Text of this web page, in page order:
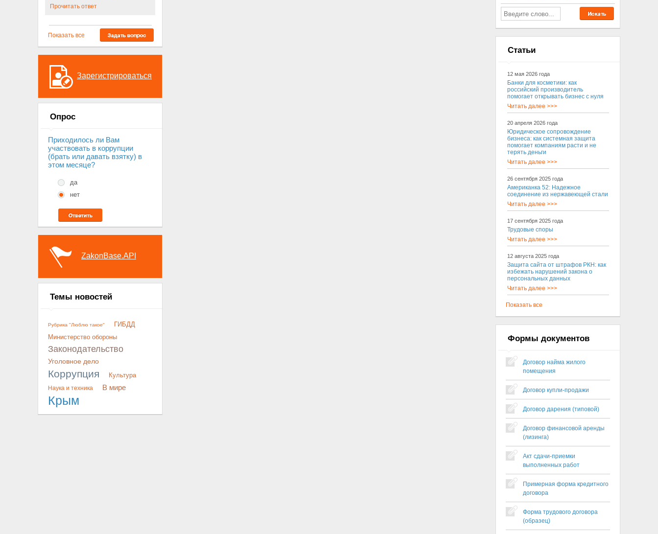
Прочитать ответ
Показать все
Зарегистрироваться
Опрос
Приходилось ли Вам
участвовать в коррупции
(брать или давать взятку) в
этом месяце?
да
нет
ZakonBase.API
Темы новостей
Рубрика "Люблю такое"
ГИБДД
Министерство обороны
Законодательство
Уголовное дело
Коррупция Культура
Наука и техника В мире
Крым
Статьи
12 мая 2026 года
Банки для косметики: как
российский производитель
помогает открывать бизнес с нуля
Читать далее >>>
20 апреля 2026 года
Юридическое сопровождение
бизнеса: как системная защита
помогает компаниям расти и не
терять деньги
Читать далее >>>
26 сентября 2025 года
Американка 52: Надежное
соединение из нержавеющей стали
Читать далее >>>
17 сентября 2025 года
Трудовые споры
Читать далее >>>
12 августа 2025 года
Защита сайта от штрафов РКН: как
избежать нарушений закона о
персональных данных
Читать далее >>>
Показать все
Формы документов
Договор найма жилого
помещения
Договор купли-продажи
Договор дарения (типовой)
Договор финансовой аренды
(лизинга)
Акт сдачи-приемки
выполненных работ
Примерная форма кредитного
договора
Форма трудового договора
(образец)